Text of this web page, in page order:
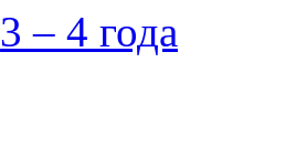
3 – 4 года